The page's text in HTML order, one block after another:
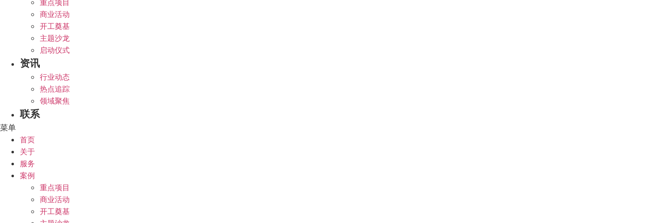
重点项目
商业活动
开工奠基
主题沙龙
启动仪式
资讯
行业动态
热点追踪
领域聚焦
联系
菜单
首页
关于
服务
案例
重点项目
商业活动
开工奠基